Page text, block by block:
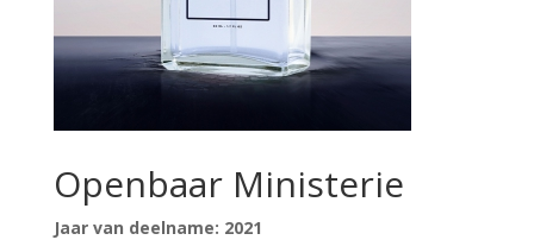
Openbaar Ministerie
Jaar van deelname: 2021